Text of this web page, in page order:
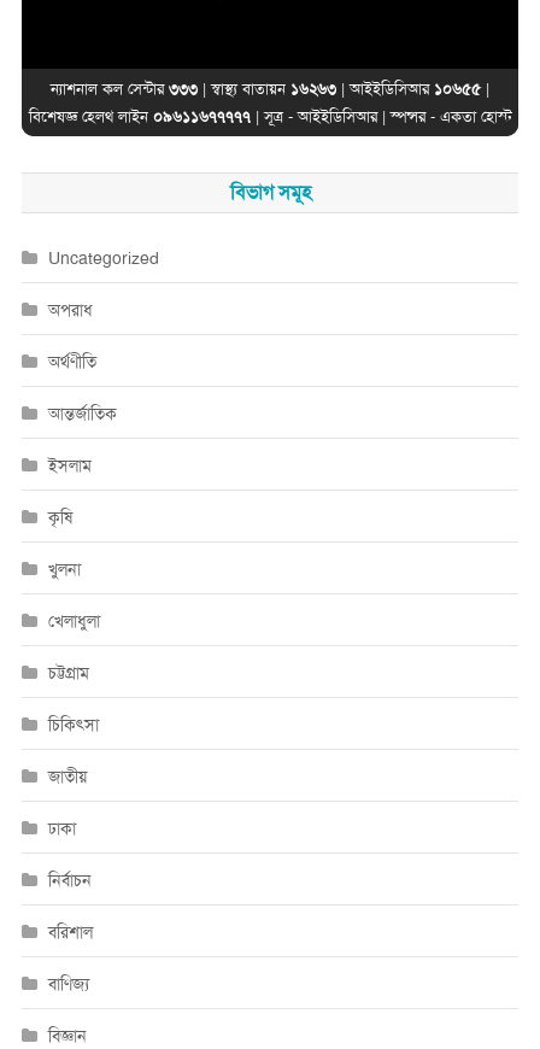
ন্যাশনাল কল সেন্টার৩৩৩ | স্বাস্থ্য বাতায়ন ১৬২৬৩ | আইইডিসিআর ১০৬৫৫|
বিশেষজ্ঞ হেলথ লাইন ০৯৬১১৬৭৭৭৭৭| সূত্র -আইইডিসিআর| স্পন্সর - একতা হোস্ট
বিভাগ সমূহ
Uncategorized
অপরাধ
অর্থণীতি
আন্তর্জাতিক
ইসলাম
কৃষি
খুলনা
খেলাধুলা
চট্টগ্রাম
চিকিৎসা
জাতীয়
ঢাকা
নির্বাচন
বরিশাল
বাণিজ্য
বিজ্ঞান